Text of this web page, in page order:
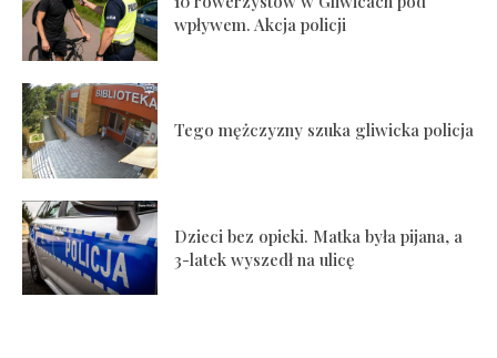
wpływem. Akcja policji
Tego mężczyzny szuka gliwicka policja
Dzieci bez opieki. Matka była pijana, a
3-latek wyszedł na ulicę